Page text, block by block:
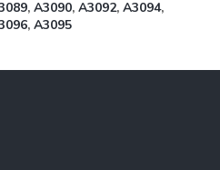
, A3090, A3092, A3094,
, A3095